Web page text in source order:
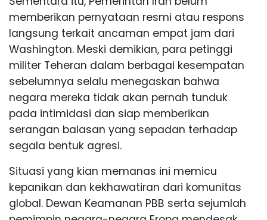
memberikan pernyataan resmi atau respons
langsung terkait ancaman empat jam dari
Washington. Meski demikian, para petinggi
militer Teheran dalam berbagai kesempatan
sebelumnya selalu menegaskan bahwa
negara mereka tidak akan pernah tunduk
pada intimidasi dan siap memberikan
serangan balasan yang sepadan terhadap
segala bentuk agresi.
Situasi yang kian memanas ini memicu
kepanikan dan kekhawatiran dari komunitas
global. Dewan Keamanan PBB serta sejumlah